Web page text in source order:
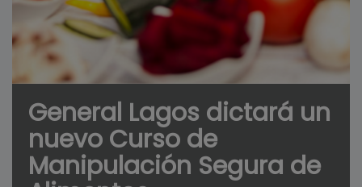
General Lagos dictará un
nuevo Curso de
Manipulación Segura de